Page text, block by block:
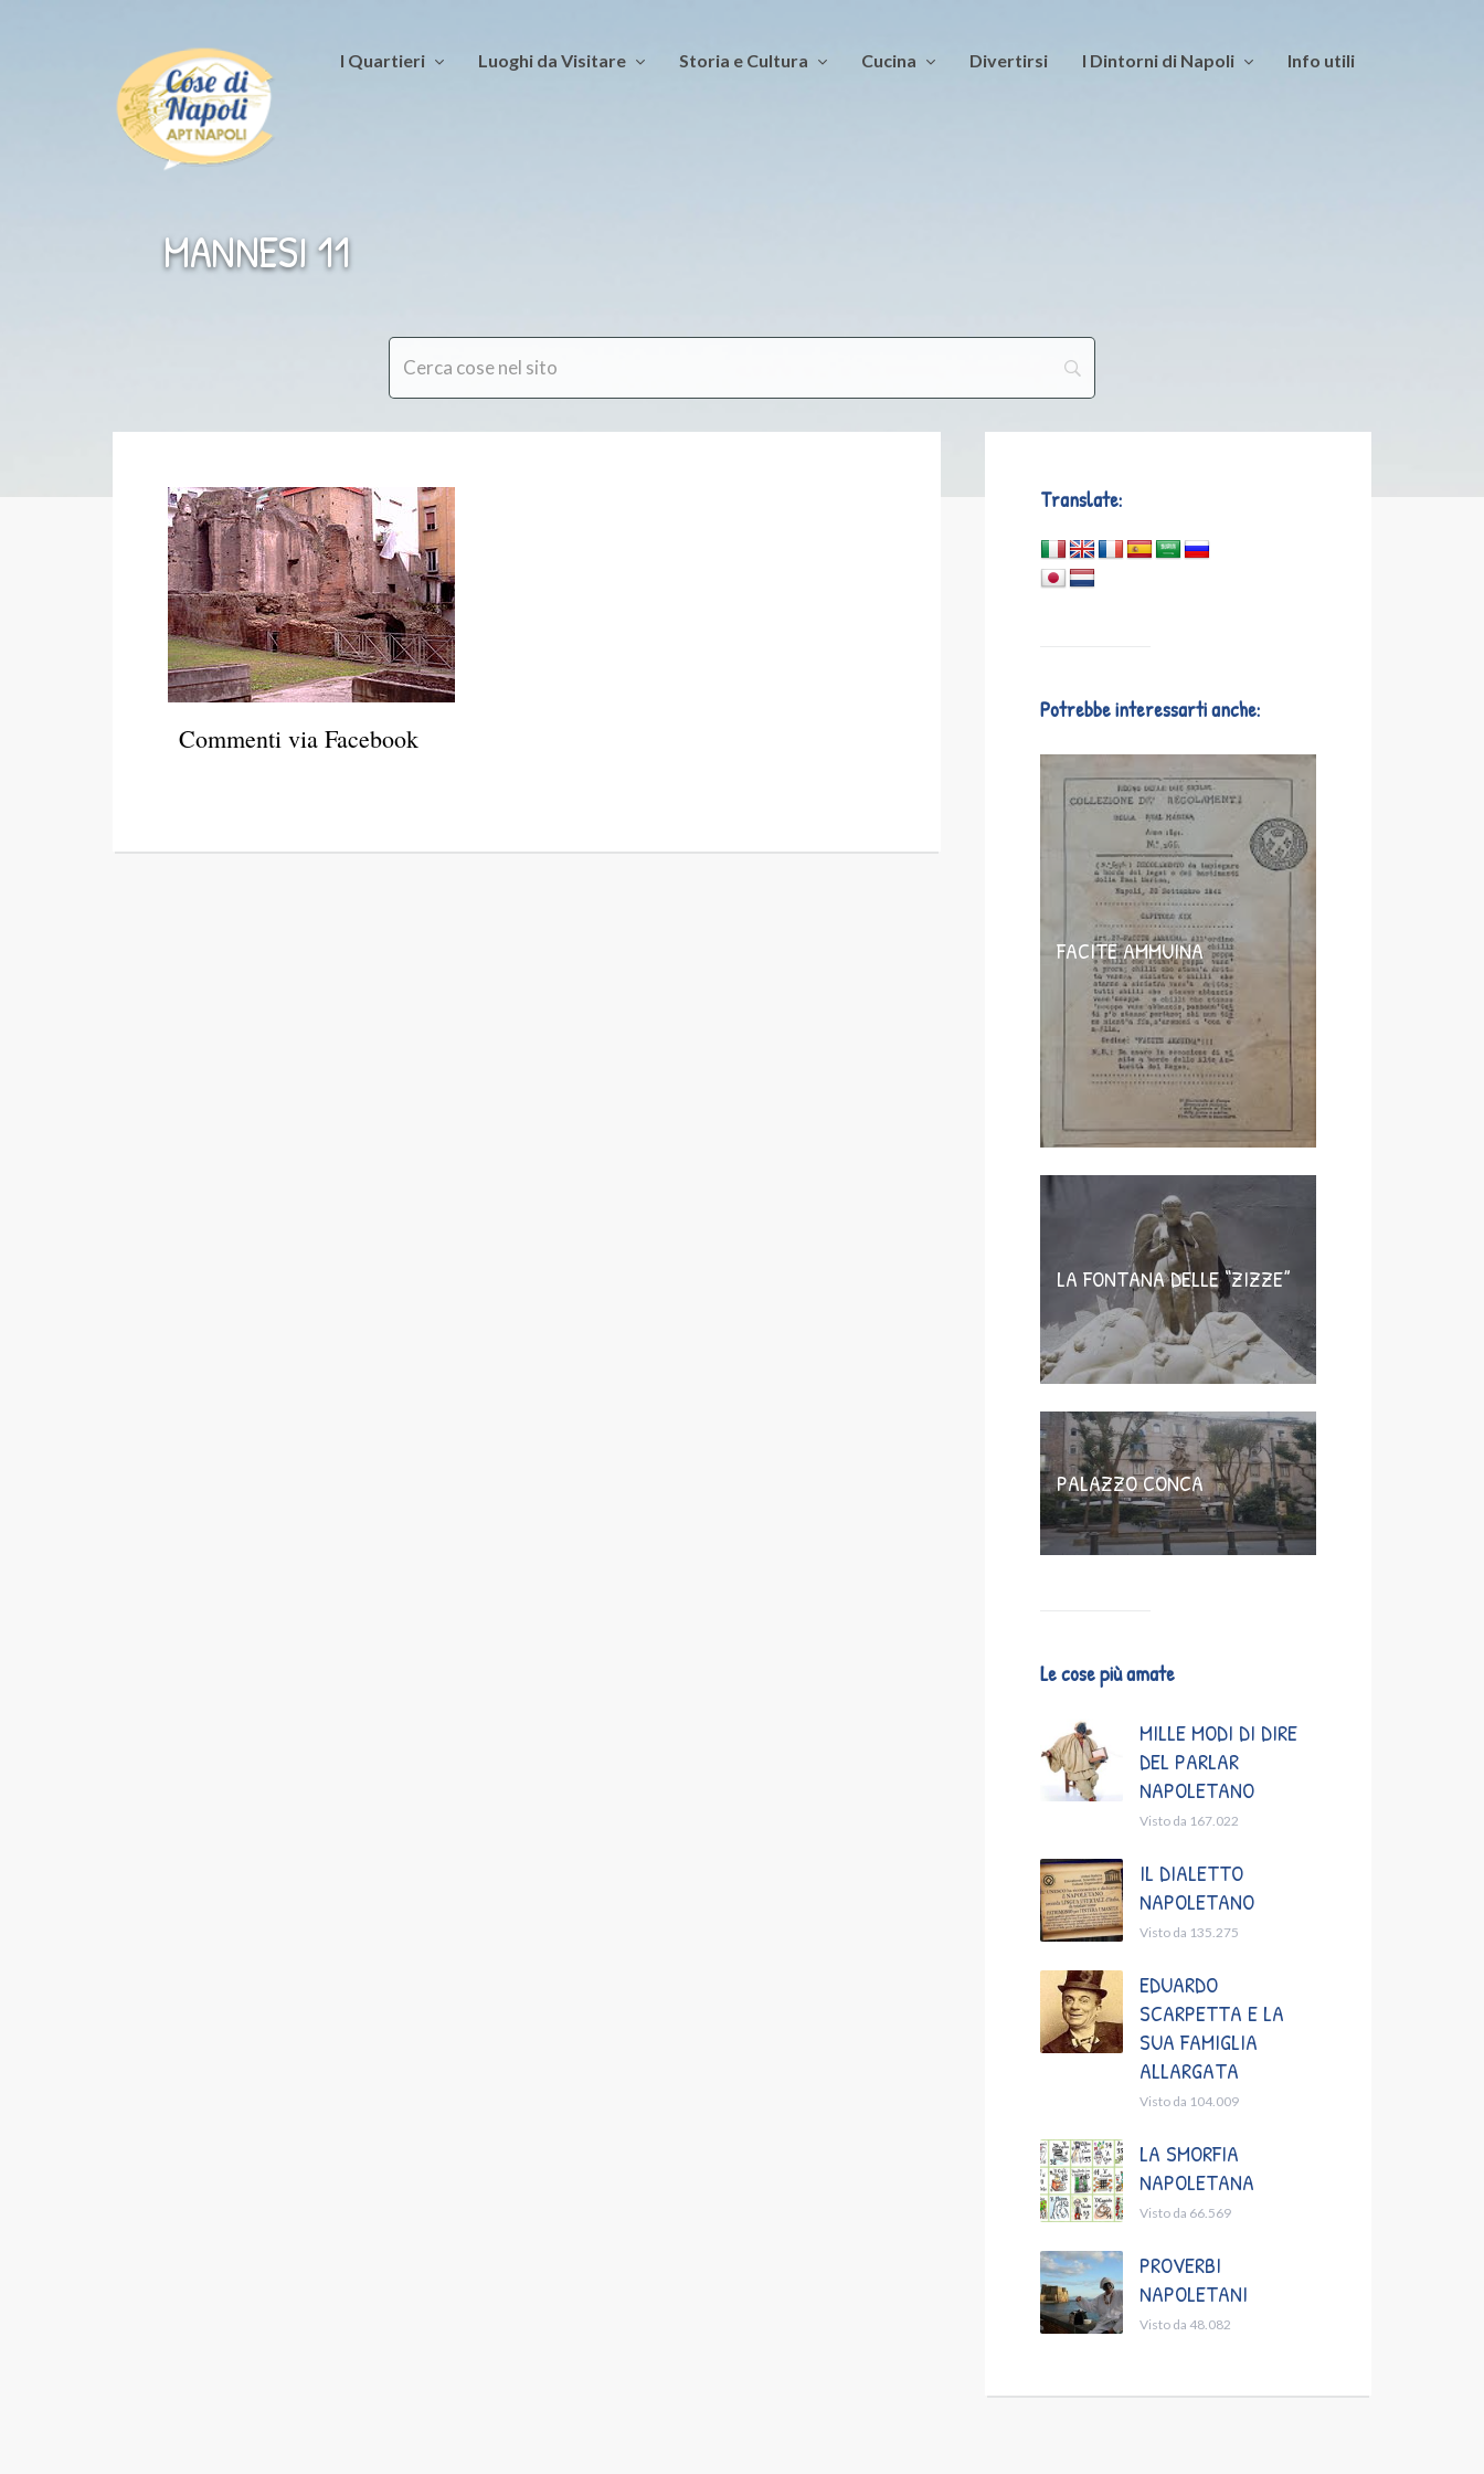
I Quartieri Luoghi da Visitare Storia e Cultura Cucina Divertirsi I Dintorni di Napoli Info utili
MANNESI 11
Commenti via Facebook
Translate:
Potrebbe interessarti anche:
FACITE AMMUINA
LA FONTANA DELLE “ZIZZE”
PALAZZO CONCA
Le cose più amate
MILLE MODI DI DIRE
DEL PARLAR
NAPOLETANO
Visto da 167.022
IL DIALETTO
NAPOLETANO
Visto da 135.275
EDUARDO
SCARPETTA E LA
SUA FAMIGLIA
ALLARGATA
Visto da 104.009
LA SMORFIA
NAPOLETANA
Visto da 66.569
PROVERBI
NAPOLETANI
Visto da 48.082